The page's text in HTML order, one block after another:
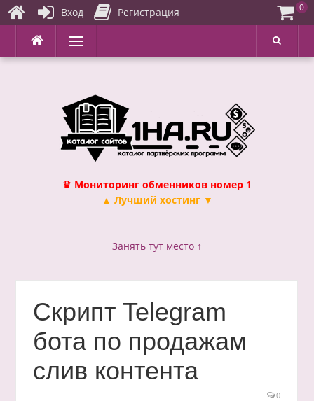
Перейти
содержимому
Меню
♛ Мониторинг обменников номер 1
▲ Лучший хостинг ▼
Занять тут место ↑
Скрипт Telegram
бота по продажам
слив контента
0
Вход Регистрация 0